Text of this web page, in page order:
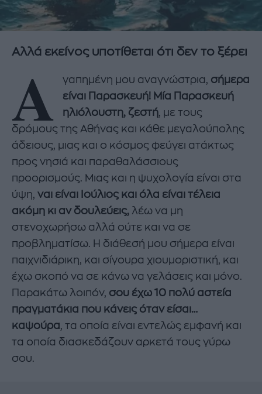
Αλλά εκείνος υποτίθεται ότι δεν το ξέρει
Α γαπημένη μου αναγνώστρια, σήμερα
είναι Παρασκευή! Μία Παρασκευή
ηλιόλουστη, ζεστή, με τους
δρόμους της Αθήνας και κάθε μεγαλούπολης
άδειους, μιας και ο κόσμος φεύγει ατάκτως
προς νησιά και παραθαλάσσιους
προορισμούς. Μιας και η ψυχολογία είναι στα
ύψη, ναι είναι Ιούλιος και όλα είναι τέλεια
ακόμη κι αν δουλεύεις, λέω να μη
στενοχωρήσω αλλά ούτε και να σε
προβληματίσω. Η διάθεσή μου σήμερα είναι
παιχνιδιάρικη, και σίγουρα χιουμοριστική, και
έχω σκοπό να σε κάνω να γελάσεις και μόνο.
Παρακάτω λοιπόν, σου έχω 10 πολύ αστεία
πραγματάκια που κάνεις όταν είσαι…
καψούρα, τα οποία είναι εντελώς εμφανή και
τα οποία διασκεδάζουν αρκετά τους γύρω
σου.